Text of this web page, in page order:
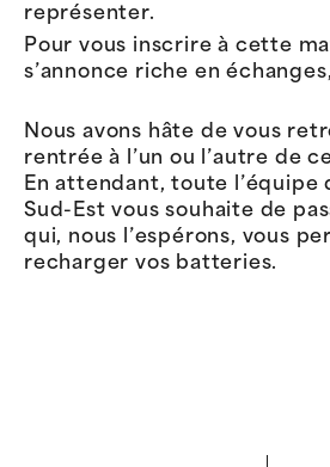
représenter.
Pour vous inscrire à cette
s’annonce riche en
Nous avons hâte de vous
rentrée à l’un ou l’autre de
En attendant, toute l’équipe
Sud-Est vous souhaite de
qui, nous l’espérons, vous
recharger vos batteries.